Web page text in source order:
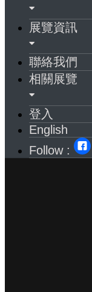
展覽資訊
聯絡我們
相關展覽
登入
English
Follow :